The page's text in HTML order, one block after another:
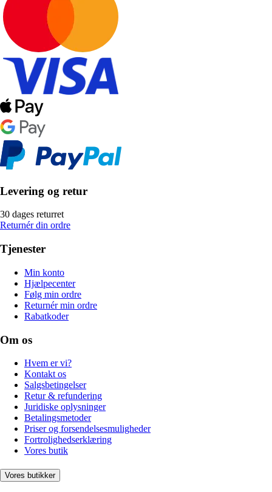
Levering og retur
30 dages returret
Returnér din ordre
Tjenester
Min konto
Hjælpecenter
Følg min ordre
Returnér min ordre
Rabatkoder
Om os
Hvem er vi?
Kontakt os
Salgsbetingelser
Retur & refundering
Juridiske oplysninger
Betalingsmetoder
Priser og forsendelsesmuligheder
Fortrolighedserklæring
Vores butik
Vores butikker